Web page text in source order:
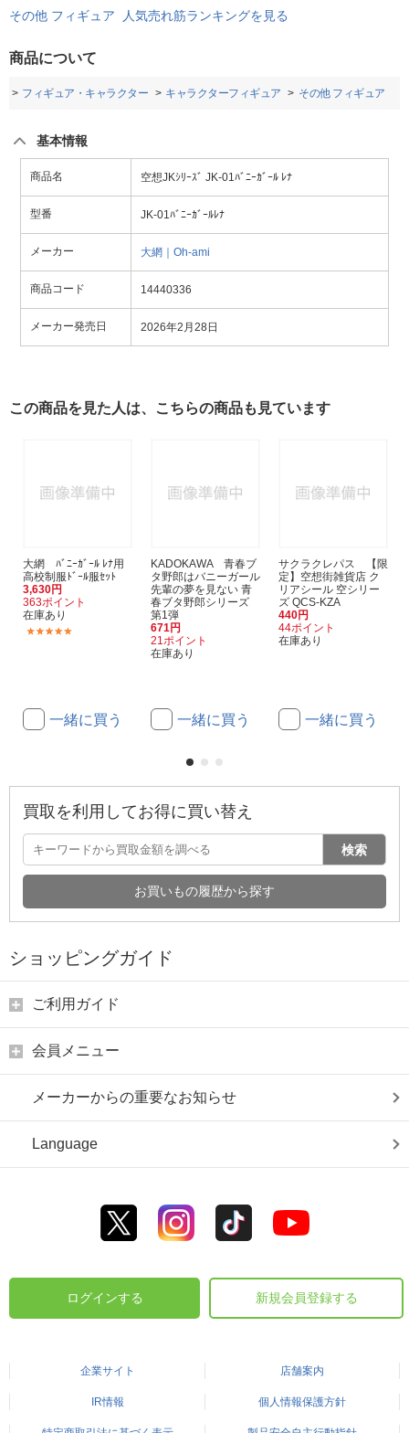
その他 フィギュア 人気売れ筋ランキングを見る
商品について
フィギュア・キャラクター キャラクターフィギュア その他 フィギュア
基本情報
商品名 空想JKｼﾘｰｽﾞ JK-01ﾊﾞﾆｰｶﾞｰﾙ ﾚﾅ
型番 JK-01ﾊﾞﾆｰｶﾞｰﾙﾚﾅ
メーカー 大網｜Oh-ami
商品コード 14440336
メーカー発売日 2026年2月28日
この商品を見た人は、こちらの商品も見ています
大網 ﾊﾞﾆｰｶﾞｰﾙ ﾚﾅ用
高校制服ﾄﾞｰﾙ服ｾｯﾄ
3,630円
363ポイント
在庫あり
一緒に買う
KADOKAWA 青春ブ
タ野郎はバニーガール
先輩の夢を見ない 青
春ブタ野郎シリーズ
第1弾
671円
21ポイント
在庫あり
一緒に買う
サクラクレパス 【限
定】空想街雑貨店 ク
リアシール 空シリー
ズ QCS-KZA
440円
44ポイント
在庫あり
一緒に買う
買取を利用してお得に買い替え
検索
お買いもの履歴から探す
ショッピングガイド
ご利用ガイド
会員メニュー
メーカーからの重要なお知らせ
Language
ログインする 新規会員登録する
企業サイト 店舗案内
IR情報 個人情報保護方針